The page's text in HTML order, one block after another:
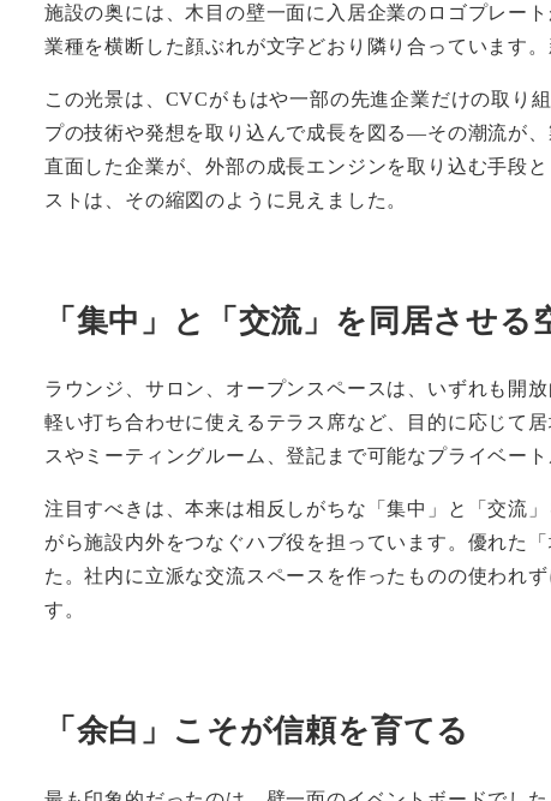
施設の奥には、木目の壁一面に入居企業のロゴプレー
業種を横断した顔ぶれが文字どおり隣り合っています
この光景は、CVCがもはや一部の先進企業だけの取り
プの技術や発想を取り込んで成長を図る—その潮流が
直面した企業が、外部の成長エンジンを取り込む手段
ストは、その縮図のように見えました。
「集中」と「交流」を同居させる
ラウンジ、サロン、オープンスペースは、いずれも開
軽い打ち合わせに使えるテラス席など、目的に応じて
スやミーティングルーム、登記まで可能なプライベー
注目すべきは、本来は相反しがちな「集中」と「交流
がら施設内外をつなぐハブ役を担っています。優れた
た。社内に立派な交流スペースを作ったものの使われ
す。
「余白」こそが信頼を育てる